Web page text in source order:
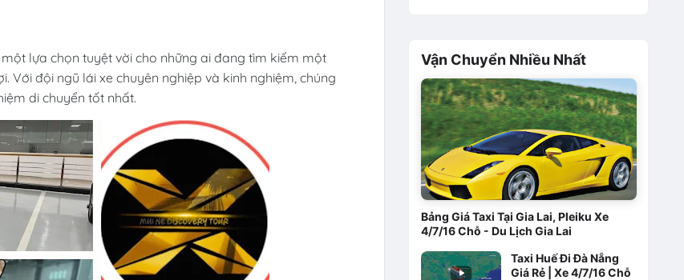
lựa chọn tuyệt vời cho những ai đang tìm kiếm một
Với đội ngũ lái xe chuyên nghiệp và kinh nghiệm, chúng
di chuyển tốt nhất.
Vận Chuyển Nhiều Nhất
Bảng Giá Taxi Tại Gia Lai, Pleiku Xe
4/7/16 Chỗ - Du Lịch Gia Lai
Taxi Huế Đi Đà Nẵng
Giá Rẻ | Xe 4/7/16 Chỗ